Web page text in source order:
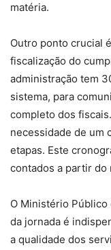
matéria.
Outro ponto crucial
fiscalização do
administração tem
sistema, para
completo dos
necessidade de um
etapas. Este
contados a partir do
O Ministério
da jornada é
a qualidade dos